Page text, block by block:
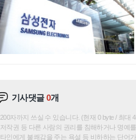
기사댓글0개
200자까지 쓰실 수 있습니다. (현재 0 byte / 최대
저작권 등 다른 사람의 권리를 침해하거나 명예
타인에게 불쾌감을 주는 욕설 등 비하하는 단어